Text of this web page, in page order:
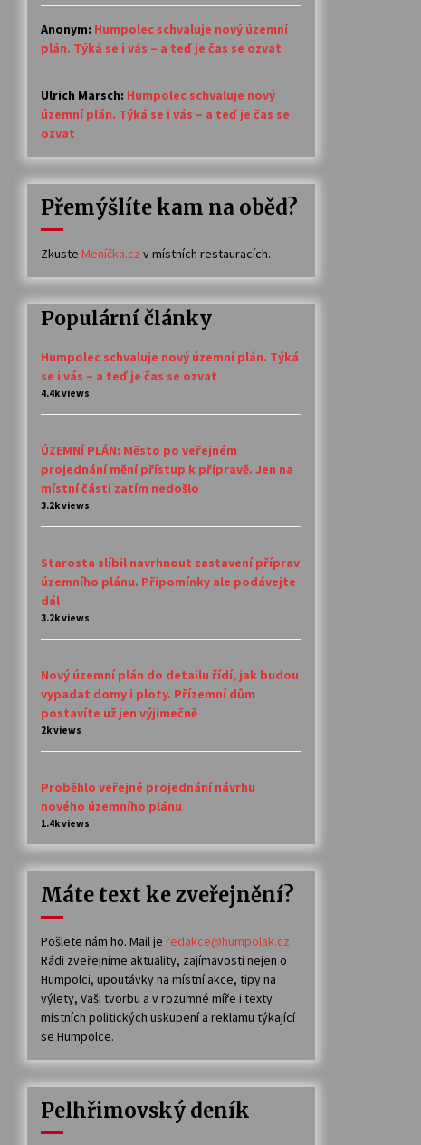
Anonym: Humpolec schvaluje nový územní
plán. Týká se i vás – a teď je čas se ozvat
Ulrich Marsch: Humpolec schvaluje nový
územní plán. Týká se i vás – a teď je čas se
ozvat
Přemýšlíte kam na oběd?
Zkuste Meníčka.cz v místních restauracích.
Populární články
Humpolec schvaluje nový územní plán. Týká
se i vás – a teď je čas se ozvat
4.4k views
ÚZEMNÍ PLÁN: Město po veřejném
projednání mění přístup k přípravě. Jen na
místní části zatím nedošlo
3.2k views
Starosta slíbil navrhnout zastavení příprav
územního plánu. Připomínky ale podávejte
dál
3.2k views
Nový územní plán do detailu řídí, jak budou
vypadat domy i ploty. Přízemní dům
postavíte už jen výjimečně
2k views
Proběhlo veřejné projednání návrhu
nového územního plánu
1.4k views
Máte text ke zveřejnění?
Pošlete nám ho. Mail je redakce@humpolak.cz
Rádi zveřejníme aktuality, zajímavosti nejen o
Humpolci, upoutávky na místní akce, tipy na
výlety, Vaši tvorbu a v rozumné míře i texty
místních politických uskupení a reklamu týkající
se Humpolce.
Pelhřimovský deník